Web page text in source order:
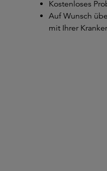
Kostenloses
Auf Wunsch
mit Ihrer